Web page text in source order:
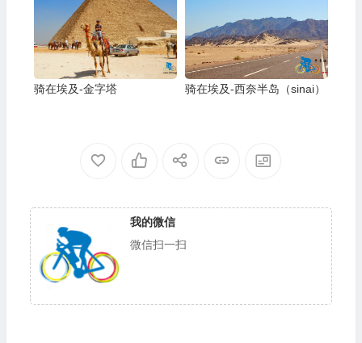
骑在埃及-金字塔 骑在埃及-西奈半岛（sinai）
我的微信
微信扫一扫